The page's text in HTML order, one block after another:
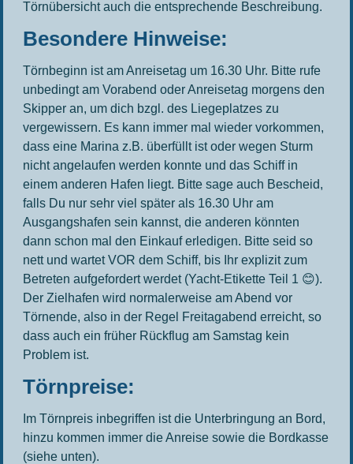
Törnübersicht auch die entsprechende Beschreibung.
Besondere Hinweise:
Törnbeginn ist am Anreisetag um 16.30 Uhr. Bitte rufe
unbedingt am Vorabend oder Anreisetag morgens den
Skipper an, um dich bzgl. des Liegeplatzes zu
vergewissern. Es kann immer mal wieder vorkommen,
dass eine Marina z.B. überfüllt ist oder wegen Sturm
nicht angelaufen werden konnte und das Schiff in
einem anderen Hafen liegt. Bitte sage auch Bescheid,
falls Du nur sehr viel später als 16.30 Uhr am
Ausgangshafen sein kannst, die anderen könnten
dann schon mal den Einkauf erledigen. Bitte seid so
nett und wartet VOR dem Schiff, bis Ihr explizit zum
Betreten aufgefordert werdet (Yacht-Etikette Teil 1 😊).
Der Zielhafen wird normalerweise am Abend vor
Törnende, also in der Regel Freitagabend erreicht, so
dass auch ein früher Rückflug am Samstag kein
Problem ist.
Törnpreise:
Im Törnpreis inbegriffen ist die Unterbringung an Bord,
hinzu kommen immer die Anreise sowie die Bordkasse
(siehe unten).